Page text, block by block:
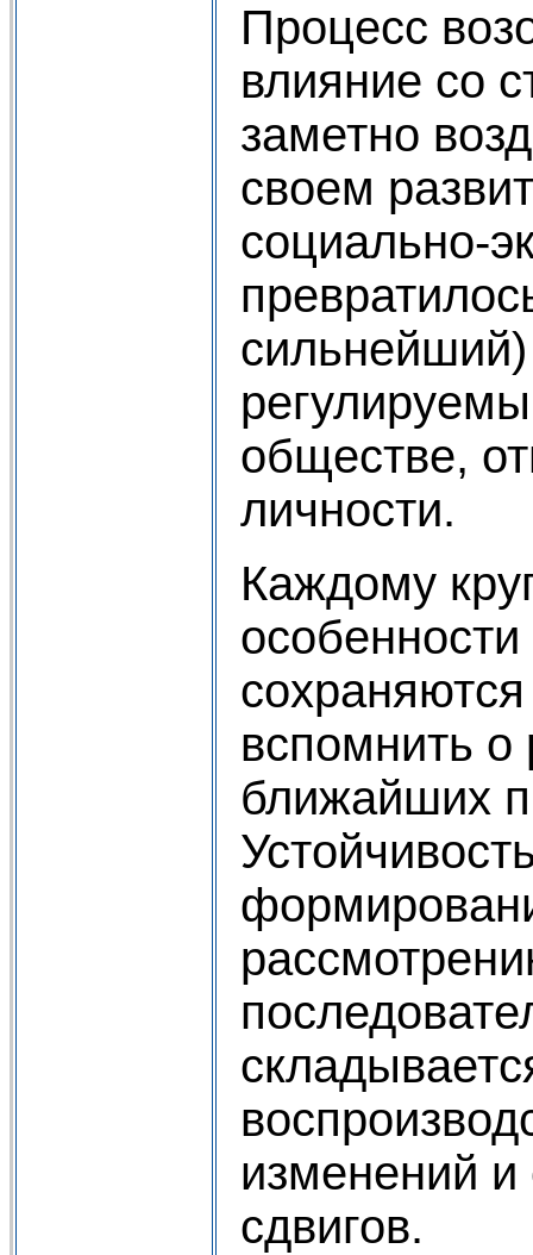
Процесс
влияние со
заметно
своем
социально-
обществе,
личности.
Каждому
вспомнить о
ближайших
изменений и
сдвигов.